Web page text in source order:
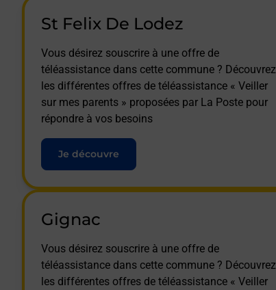
St Felix De Lodez
Vous désirez souscrire à une offre de
téléassistance dans cette commune ? Découvrez
les différentes offres de téléassistance « Veiller
sur mes parents » proposées par La Poste pour
répondre à vos besoins
Je découvre
Gignac
Vous désirez souscrire à une offre de
téléassistance dans cette commune ? Découvrez
les différentes offres de téléassistance « Veiller